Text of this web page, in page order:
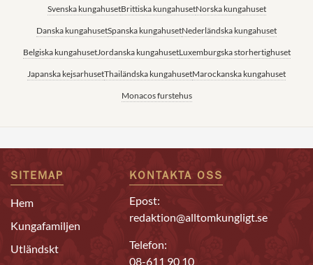
Svenska kungahusetBrittiska kungahusetNorska kungahuset
Danska kungahusetSpanska kungahusetNederländska kungahuset
Belgiska kungahusetJordanska kungahusetLuxemburgska storhertighuset
Japanska kejsarhusetThailändska kungahusetMarockanska kungahuset
Monacos furstehus
SITEMAP
Hem
Kungafamiljen
Utländskt
KONTAKTA OSS
Epost:
redaktion@alltomkungligt.se
Telefon:
08-611 90 10